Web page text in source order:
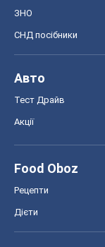
ЗНО
СНД посібники
Авто
Тест Драйв
Акції
Food Oboz
Рецепти
Дієти